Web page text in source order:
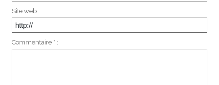
Site web :
Commentaire * :